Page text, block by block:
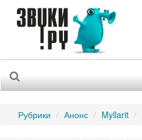
Рубрики Анонс Myllarit